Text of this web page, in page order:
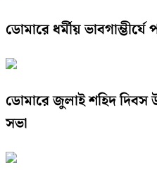
ডোমারে ধর্মীয়
ডোমারে জুলাই শহিদ
সভা